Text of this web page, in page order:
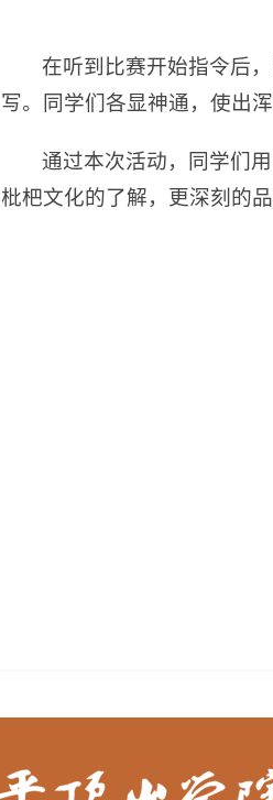
在听到比赛开始指令后
写。同学们各显神通，使出
通过本次活动，同学们
枇杷文化的了解，更深刻的